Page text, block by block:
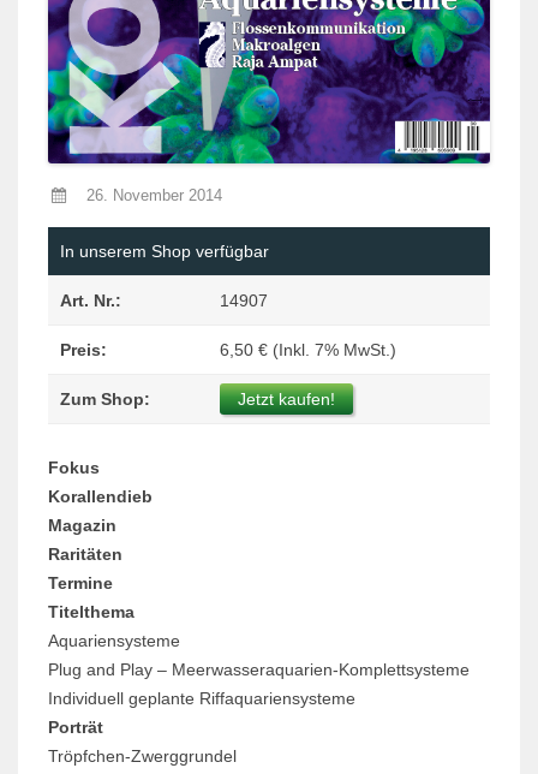
26. November 2014
In unserem Shop verfügbar
Art. Nr.: 14907
Preis: 6,50 € (Inkl. 7% MwSt.)
Zum Shop: Jetzt kaufen!
Fokus
Korallendieb
Magazin
Raritäten
Termine
Titelthema
Aquariensysteme
Plug and Play – Meerwasseraquarien-Komplettsysteme
Individuell geplante Riffaquariensysteme
Porträt
Tröpfchen-Zwerggrundel